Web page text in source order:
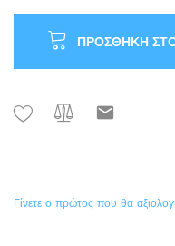
ΠΡΟΣΘΉΚΗ
Γίνετε ο πρώτος που θα